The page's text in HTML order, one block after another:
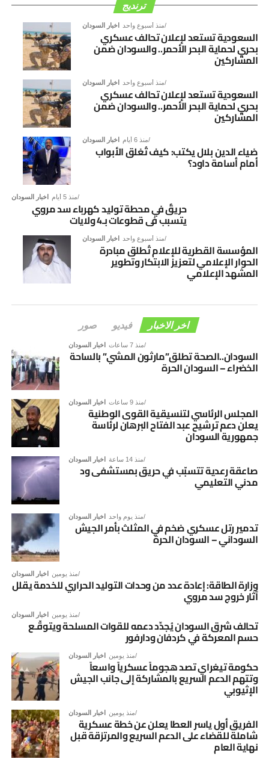
ترنديج
اخبار السودان منذ أسبوع واحد
السعودية تستعد لإعلان تحالف عسكري
بحري لحماية البحر الأحمر.. والسودان ضمن
المشاركين
اخبار السودان منذ أسبوع واحد
السعودية تستعد لإعلان تحالف عسكري
بحري لحماية البحر الأحمر.. والسودان ضمن
المشاركين
اخبار السودان منذ 6 أيام
ضياء الدين بلال يكتب: كيف تُغلق الأبواب
أمام أسامة داود؟
اخبار السودان منذ 5 أيام
حريقٌ في محطة توليد كهرباء سد مروي
يتسبب في قطوعات بـ4 ولايات
اخبار السودان منذ أسبوع واحد
المؤسسة القطرية للإعلام تُطلق مبادرة
الحوار الإعلامي لتعزيز الابتكار وتطوير
المشهد الإعلامي
اخر الاخبار فيديو صور
اخبار السودان منذ 7 ساعات
السودان..الصحة تطلق”مارثون المشي” بالساحة
الخضراء – السودان الحرة
اخبار السودان منذ 9 ساعات
المجلس الرئاسي لتنسيقية القوى الوطنية
يعلن دعم ترشيح عبد الفتاح البرهان لرئاسة
جمهورية السودان
اخبار السودان منذ 14 ساعة
صاعقة رعدية تتسبّب في حريق بمستشفى ود
مدني التعليمي
اخبار السودان منذ يوم واحد
تدمير رتل عسكري ضخم في المثلث بأمر الجيش
السوداني – السودان الحرة
اخبار السودان منذ يومين
وزارة الطاقة: إعادة عدد من وحدات التوليد الحراري للخدمة يقلل
آثار خروج سد مروي
اخبار السودان منذ يومين
تحالف شرق السودان يُجدِّد دعمه للقوات المسلحة ويتوقّـع
حسم المعركة في كردفان ودارفور
اخبار السودان منذ يومين
حكومة تيغراي تصد هجوماً عسكرياً واسعاً
وتتهم الدعم السريع بالمشاركة إلى جانب الجيش
الإثيوبي
اخبار السودان منذ يومين
الفريق أول ياسر العطا يعلن عن خطة عسكرية
شاملة للقضاء على الدعم السريع والمرتزقة قبل
نهاية العام